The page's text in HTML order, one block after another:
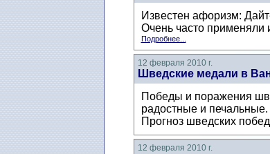
Известен афоризм:
Очень часто применяли
Подробнее...
12 февраля 2010 г.
Шведские медали в
Победы и поражения
радостные и печальные.
Прогноз шведских
12 февраля 2010 г.